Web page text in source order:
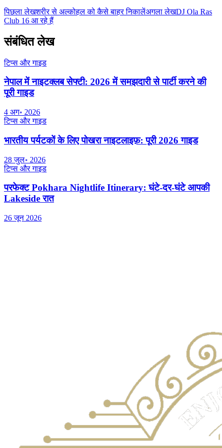
पिछला लेखशरीर से अल्कोहल को कैसे बाहर निकालेंअगला लेखDJ Ola Ras
Club 16 आ रहे हैं
संबंधित लेख
टिप्स और गाइड
नेपाल में नाइटक्लब सेफ्टी: 2026 में समझदारी से पार्टी करने की
पूरी गाइड
4 अग॰ 2026
टिप्स और गाइड
भारतीय पर्यटकों के लिए पोखरा नाइटलाइफ़: पूरी 2026 गाइड
28 जुल॰ 2026
टिप्स और गाइड
परफेक्ट Pokhara Nightlife Itinerary: घंटे-दर-घंटे आपकी
Lakeside रात
26 जून 2026